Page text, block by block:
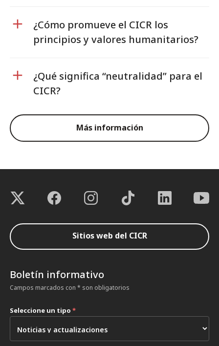
¿Cómo promueve el CICR los
principios y valores humanitarios?
¿Qué significa “neutralidad” para el
CICR?
Más información
Sitios web del CICR
Boletín informativo
Campos marcados con * son obligatorios
Seleccione un tipo *